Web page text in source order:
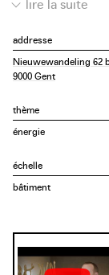
installation de
d’unités de
chaudières à
plan
au point
garantissent les
d’une réduction
amélioration de
addresse
Nieuwewandeling 62
9000 Gent
thème
énergie
échelle
bâtiment